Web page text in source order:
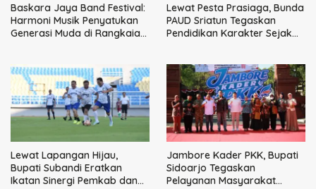
Baskara Jaya Band Festival:
Harmoni Musik Penyatukan
Generasi Muda di Rangkaian
Lewat Pesta Prasiaga, Bunda
PAUD Sriatun Tegaskan
Pendidikan Karakter Sejak
Lewat Lapangan Hijau,
Bupati Subandi Eratkan
Ikatan Sinergi Pemkab dan
Jambore Kader PKK, Bupati
Sidoarjo Tegaskan
Pelayanan Masyarakat